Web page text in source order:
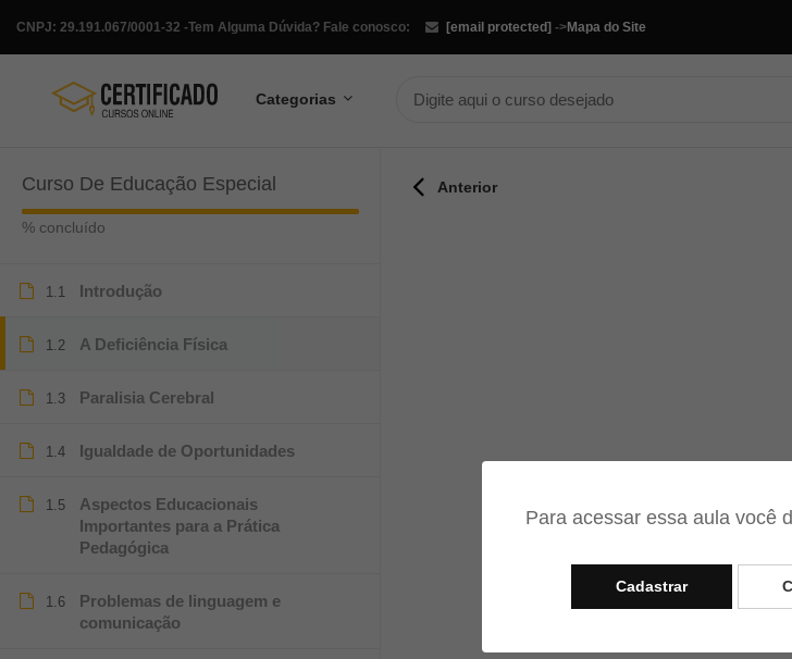
Para acessar essa aula você
Cadastrar
Tem Alguma Dúvida? Fale conosco: [email protected]
CNPJ: 29.191.067/0001-32 - ->Mapa do Site
Categorias
Curso De Educação Especial
% concluído
1.1 Introdução
1.2 A Deficiência Física
1.3 Paralisia Cerebral
1.4 Igualdade de Oportunidades
1.5
Aspectos Educacionais
Importantes para a Prática
Pedagógica
1.6
Problemas de linguagem e
comunicação
Anterior